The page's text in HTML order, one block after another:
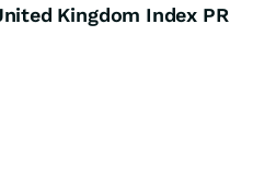
Kingdom Index PR